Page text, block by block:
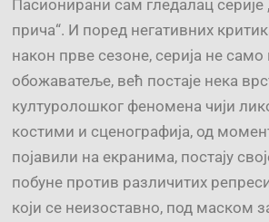
Пасионирани сам гледалац
прича“. И поред негативних
након прве сезоне, серија не само
обожаватеље, већ постаје нека
културолошког феномена чији
костими и сценографија, од
појавили на екранима, постају
побуне против различитих
који се неизоставно, под маском